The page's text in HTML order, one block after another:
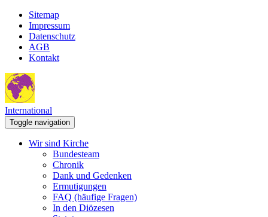
Sitemap
Impressum
Datenschutz
AGB
Kontakt
International
Toggle navigation
Wir sind Kirche
Bundesteam
Chronik
Dank und Gedenken
Ermutigungen
FAQ (häufige Fragen)
In den Diözesen